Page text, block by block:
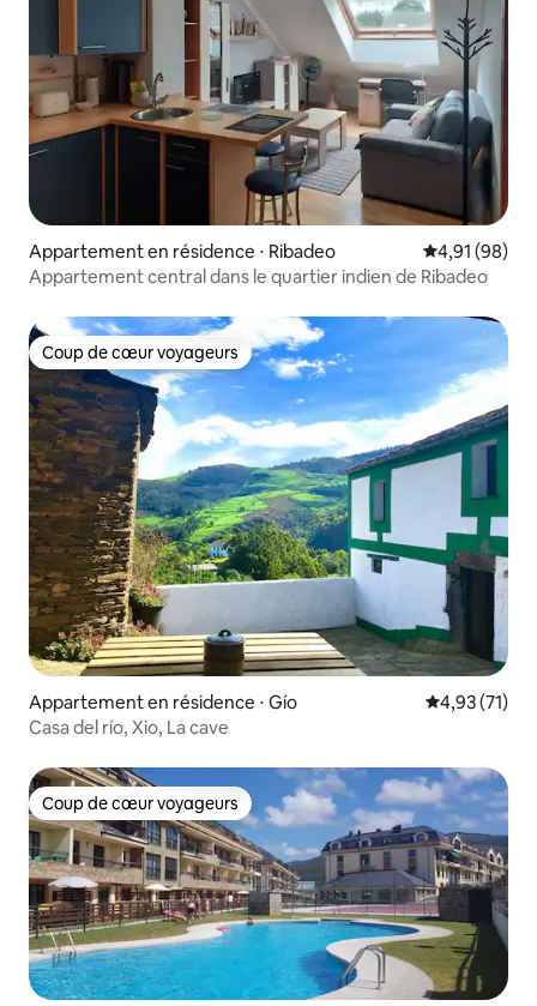
Appartement en résidence ⋅ Ribadeo Évaluation
4,91 (98)
Appartement central dans le quartier indien de Ribadeo
Coup de cœur voyageurs
Coup de cœur voyageurs
Appartement en résidence ⋅ Gío Évaluation
4,93 (71)
Casa del río, Xio, La cave
Coup de cœur voyageurs
Coup de cœur voyageurs